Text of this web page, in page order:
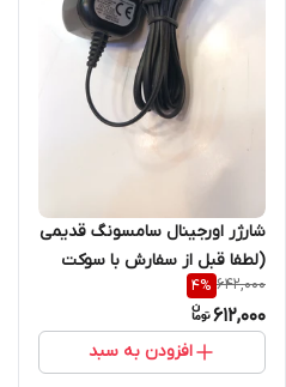
شارژر اورجینال سامسونگ قدیمی
(لطفا قبل از سفارش با سوکت
گوشی خود تطابق بدهید )
642,000
4%
612,000
افزودن به سبد